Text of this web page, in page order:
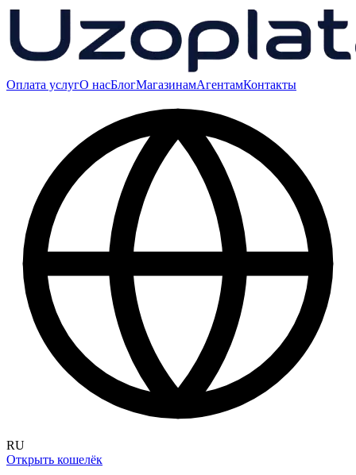
Оплата услугО насБлогМагазинамАгентамКонтакты
RU
Открыть кошелёк